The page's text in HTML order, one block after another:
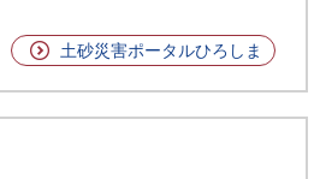
土砂災害ポータルひろしま